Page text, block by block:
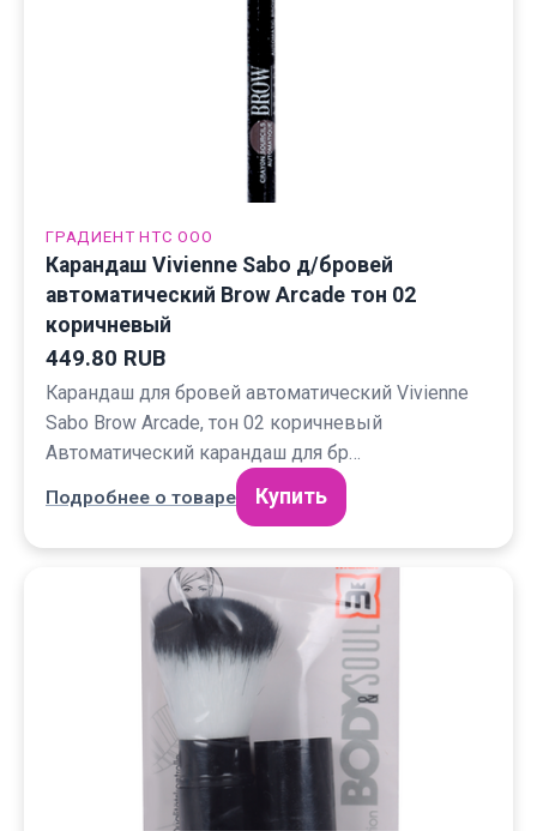
ГРАДИЕНТ НТС ООО
Карандаш Vivienne Sabo д/бровей
автоматический Brow Arcade тон 02
коричневый
449.80 RUB
Карандаш для бровей автоматический Vivienne
Sabo Brow Arcade, тон 02 коричневый
Автоматический карандаш для бр…
Подробнее о товаре Купить